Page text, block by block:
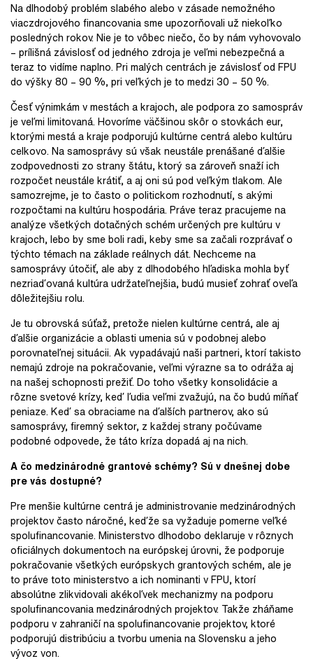
Na dlhodobý problém slabého alebo v zásade nemožného
viaczdrojového financovania sme upozorňovali už niekoľko
posledných rokov. Nie je to vôbec niečo, čo by nám vyhovovalo
– prílišná závislosť od jedného zdroja je veľmi nebezpečná a
teraz to vidíme naplno. Pri malých centrách je závislosť od FPU
do výšky 80 – 90 %, pri veľkých je to medzi 30 – 50 %.
Česť výnimkám v mestách a krajoch, ale podpora zo samospráv
je veľmi limitovaná. Hovoríme väčšinou skôr o stovkách eur,
ktorými mestá a kraje podporujú kultúrne centrá alebo kultúru
celkovo. Na samosprávy sú však neustále prenášané ďalšie
zodpovednosti zo strany štátu, ktorý sa zároveň snaží ich
rozpočet neustále krátiť, a aj oni sú pod veľkým tlakom. Ale
samozrejme, je to často o politickom rozhodnutí, s akými
rozpočtami na kultúru hospodária. Práve teraz pracujeme na
analýze všetkých dotačných schém určených pre kultúru v
krajoch, lebo by sme boli radi, keby sme sa začali rozprávať o
týchto témach na základe reálnych dát. Nechceme na
samosprávy útočiť, ale aby z dlhodobého hľadiska mohla byť
nezriaďovaná kultúra udržateľnejšia, budú musieť zohrať oveľa
dôležitejšiu rolu.
Je tu obrovská súťaž, pretože nielen kultúrne centrá, ale aj
ďalšie organizácie a oblasti umenia sú v podobnej alebo
porovnateľnej situácii. Ak vypadávajú naši partneri, ktorí takisto
nemajú zdroje na pokračovanie, veľmi výrazne sa to odráža aj
na našej schopnosti prežiť. Do toho všetky konsolidácie a
rôzne svetové krízy, keď ľudia veľmi zvažujú, na čo budú míňať
peniaze. Keď sa obraciame na ďalších partnerov, ako sú
samosprávy, firemný sektor, z každej strany počúvame
podobné odpovede, že táto kríza dopadá aj na nich.
A čo medzinárodné grantové schémy? Sú v dnešnej dobe
pre vás dostupné?
Pre menšie kultúrne centrá je administrovanie medzinárodných
projektov často náročné, keďže sa vyžaduje pomerne veľké
spolufinancovanie. Ministerstvo dlhodobo deklaruje v rôznych
oficiálnych dokumentoch na európskej úrovni, že podporuje
pokračovanie všetkých európskych grantových schém, ale je
to práve toto ministerstvo a ich nominanti v FPU, ktorí
absolútne zlikvidovali akékoľvek mechanizmy na podporu
spolufinancovania medzinárodných projektov. Takže zháňame
podporu v zahraničí na spolufinancovanie projektov, ktoré
podporujú distribúciu a tvorbu umenia na Slovensku a jeho
vývoz von.